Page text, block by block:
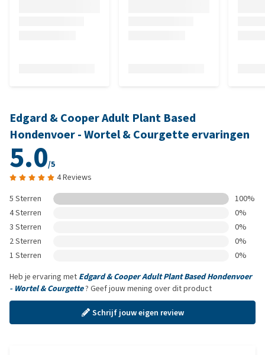
Edgard & Cooper Adult Plant Based
Hondenvoer - Wortel & Courgette ervaringen
5.0/5
4 Reviews
5 Sterren
100%
4 Sterren
0%
3 Sterren
0%
2 Sterren
0%
1 Sterren
0%
Heb je ervaring met Edgard & Cooper Adult Plant Based Hondenvoer
- Wortel & Courgette? Geef jouw mening over dit product
Schrijf jouw eigen review